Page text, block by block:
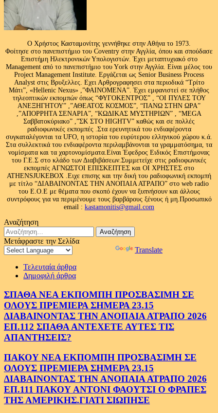
Ο Χρήστος Κασταμονίτης γεννήθηκε στην Αθήνα το 1973.
Φοίτησε στο πανεπιστήμιο του Coventry στην Αγγλία, όπου και σπούδασε
Επιστήμη Ηλεκτρονικών Υπολογιστών. Έχει μεταπτυχιακό στο
Management από το πανεπιστήμιο του Υork στην Αγγλία. Είναι μέλος του
Project Management Institute. Εργάζεται ως Senior Business Process
Analyst στις Βρυξελλες. Εχει Αρθρογραφησει στα περιοδικά “Τρίτο
Μάτι”, «Hellenic Nexus» ,”ΦΑΙΝΟΜΕΝΑ”. Έχει εμφανιστεί σε πλήθος
τηλεοπτικών εκπομπών όπως “ΦΥΓΟΚΕΝΤΡΟΣ” , “ΟΙ ΠΥΛΕΣ ΤΟΥ
ΑΝΕΞΗΓΗΤΟΥ” ,”ΑΘΕΑΤΟΣ ΚΟΣΜΟΣ”, “ΠΑΝΩ ΣΤΗΝ ΩΡΑ”
,”ΑΠΟΡΡΗΤΑ ΣΕΝΑΡΙΑ”, “ΚΩΔΙΚΑΣ ΜΥΣΤΗΡΙΩΝ” , “MEGA
Σαββατοκύριακο” ,”ΣΚ ΣΤΟ HIGHTV” καθώς και σε πολλές
ραδιοφωνικές εκπομπές .Στα ερευνητικά του ενδιαφέροντα
συγκαταλέγονται τα UFO, η ιστορία του ευρύτερου ελληνικού χώρου κ.ά.
Στα συλλεκτικά του ενδιαφέροντα περιλαμβάνονται τα γραμματόσημα, τα
νομίσματα και τα χαρτονομίσματα.Είναι Έφεδρος Ειδικός Επιστήμονας
του Γ.Ε.Σ στο κλάδο των Διαβιβάσεων.Συμμετείχε στις ραδιοφωνικές
εκπομπές ΑΓΝΩΣΤΟΙ ΕΠΙΣΚΕΠΤΕΣ και ΟΙ ΧΡΗΣΤΕΣ στο
ATHENSJUKEBOX .Ειχε επισης και την δική του ραδιοφωνική εκπομπή
με τίτλο “ΔΙΑΒΑΙΝΟΝΤΑΣ ΤΗΝ ΑΝΟΠΑΙΑ ΑΤΡΑΠΟ” στο web radio
του Ε.Ο.Ε με θέματα που σκοπό έχουν να ξυπνήσουν και άλλους
συντρόφους για να περιμένουμε τους βαρβάρους ξένους ή μη.Προσωπικό
email : kastamonitis@gmail.com
Αναζήτηση
Αναζήτηση
για:
Μετάφραστε την Σελίδα
Translate
Τελευταία άρθρα
Δημοφιλή άρθρα
ΣΠΑΘΑ ΝΕΑ ΕΚΠΟΜΠΗ ΠΡΟΣΒΑΣΙΜΗ ΣΕ
ΟΛΟΥΣ ΠΡΕΜΙΕΡΑ ΣΗΜΕΡΑ 23.15
ΔΙΑΒΑΙΝΟΝΤΑΣ ΤΗΝ ΑΝΟΠΑΙΑ ΑΤΡΑΠΟ 2026
ΕΠ.112 ΣΠΑΘΑ ΑΝΤΕΧΕΤΕ ΑΥΤΕΣ ΤΙΣ
ΑΠΑΝΤΗΣΕΙΣ?
ΠΑΚΟΥ ΝΕΑ ΕΚΠΟΜΠΗ ΠΡΟΣΒΑΣΙΜΗ ΣΕ
ΟΛΟΥΣ ΠΡΕΜΙΕΡΑ ΣΗΜΕΡΑ 23.15
ΔΙΑΒΑΙΝΟΝΤΑΣ ΤΗΝ ΑΝΟΠΑΙΑ ΑΤΡΑΠΟ 2026
ΕΠ.111 ΠΑΚΟΥ ΑΝΤΟΝΙ ΦΑΟΥΤΣΙ Ο ΦΡΑΠΕΣ
ΤΗΣ ΑΜΕΡΙΚΗΣ.ΓΙΑΤΙ ΣΙΩΠΗΣΕ